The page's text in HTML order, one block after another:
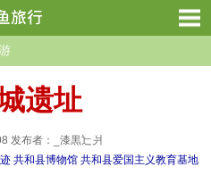
遗址
发布者：_漆黒辷爿
共和县博物馆 共和县爱国主义教育基地